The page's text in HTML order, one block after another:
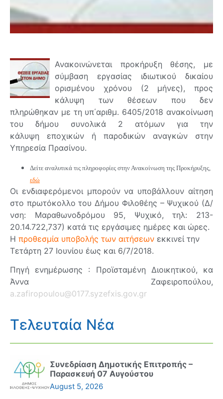
Ανακοινώνεται προκήρυξη θέσης, με
σύμβαση εργασίας ιδιωτικού δικαίου
ορισμένου χρόνου (2 μήνες), προς
κάλυψη των θέσεων που δεν
πληρώθηκαν με τη υπ΄αριθμ. 6405/2018 ανακοίνωση
του δήμου συνολικά 2 ατόμων για την
κάλυψη εποχικών ή παροδικών αναγκών στην
Υπηρεσία Πρασίνου.
Δείτε αναλυτικά τις πληροφορίες στην Ανακοίνωση της Προκήρυξης,
εδώ
Οι ενδιαφερόμενοι μπορούν να υποβάλλουν αίτηση
στο πρωτόκολλο του Δήμου Φιλοθέης – Ψυχικού (Δ/
νση: Μαραθωνοδρόμου 95, Ψυχικό, τηλ: 213-
20.14.722,737) κατά τις εργάσιμες ημέρες και ώρες.
Η προθεσμία υποβολής των αιτήσεων εκκινεί την
Τετάρτη 27 Ιουνίου έως και 6/7/2018.
Πηγή ενημέρωσης : Προϊσταμένη Διοικητικού, κα
Άννα Ζαφειροπούλου,
a.zafiropoulou@0177.syzefxis.gov.gr
Τελευταία Νέα
Συνεδρίαση Δημοτικής Επιτροπής –
Παρασκευή 07 Αυγούστου
August 5, 2026